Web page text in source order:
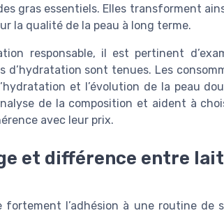
gras essentiels. Elles transforment
la qualité de la peau à long terme.
responsable, il est pertinent
d’hydratation sont tenues. Les
et l’évolution de la peau
de la composition et aident à
avec leur prix.
et différence entre
l’adhésion à une routine de